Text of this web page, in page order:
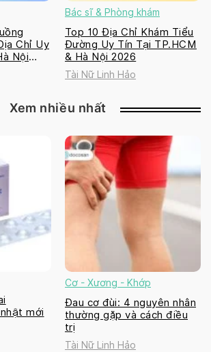
Chỉ Uy
Nội
Bác sĩ & Phòng khám
Top 10 Địa Chỉ Khám Tiểu
Đường Uy Tín Tại TP.HCM
& Hà Nội 2026
Tài Nữ Linh Hảo
Xem nhiều nhất
mới
Cơ - Xương - Khớp
Đau cơ đùi: 4 nguyên nhân
thường gặp và cách điều
trị
Tài Nữ Linh Hảo